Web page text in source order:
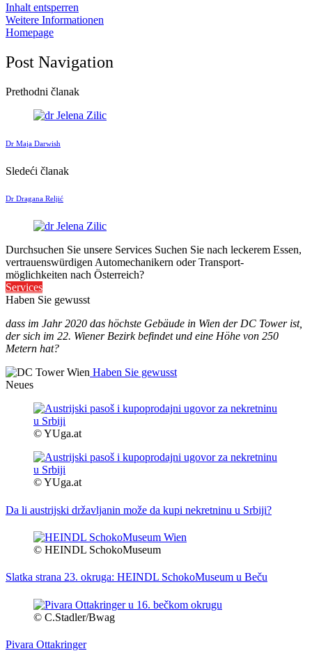
Inhalt entsperren
Weitere Informationen
Homepage
Post Navigation
Prethodni članak
Dr Maja Darwish
Sledeći članak
Dr Dragana Reljić
Durchsuchen Sie unsere Services Suchen Sie nach leckerem Essen,
vertrauenswürdigen Automechanikern oder Transport-
möglichkeiten nach Österreich?
Services
Haben Sie gewusst
dass im Jahr 2020 das höchste Gebäude in Wien der DC Tower ist,
der sich im 22. Wiener Bezirk befindet und eine Höhe von 250
Metern hat?
Haben Sie gewusst
Neues
© YUga.at
© YUga.at
Da li austrijski državljanin može da kupi nekretninu u Srbiji?
© HEINDL SchokoMuseum
Slatka strana 23. okruga: HEINDL SchokoMuseum u Beču
© C.Stadler/Bwag
Pivara Ottakringer